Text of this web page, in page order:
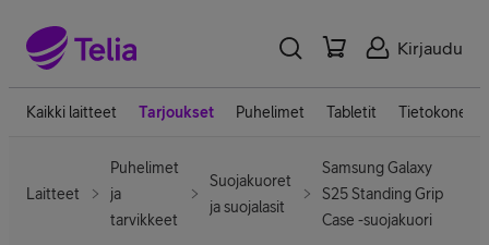
Kirjaudu
Kaikki laitteet Tarjoukset Puhelimet Tabletit Tietokoneet
Laitteet
Puhelimet
ja
tarvikkeet
Suojakuoret
ja suojalasit
Samsung Galaxy
S25 Standing Grip
Case -suojakuori